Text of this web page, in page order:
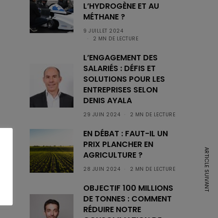
L’HYDROGÈNE ET AU
MÉTHANE ?
9 JUILLET 2024
2 MN DE LECTURE
L’ENGAGEMENT DES
SALARIÉS : DÉFIS ET
SOLUTIONS POUR LES
ENTREPRISES SELON
DENIS AYALA
29 JUIN 2024 2 MN DE LECTURE
EN DÉBAT : FAUT-IL UN
PRIX PLANCHER EN
AGRICULTURE ?
28 JUIN 2024 2 MN DE LECTURE
OBJECTIF 100 MILLIONS
DE TONNES : COMMENT
RÉDUIRE NOTRE
ARTICLE SUIVANT